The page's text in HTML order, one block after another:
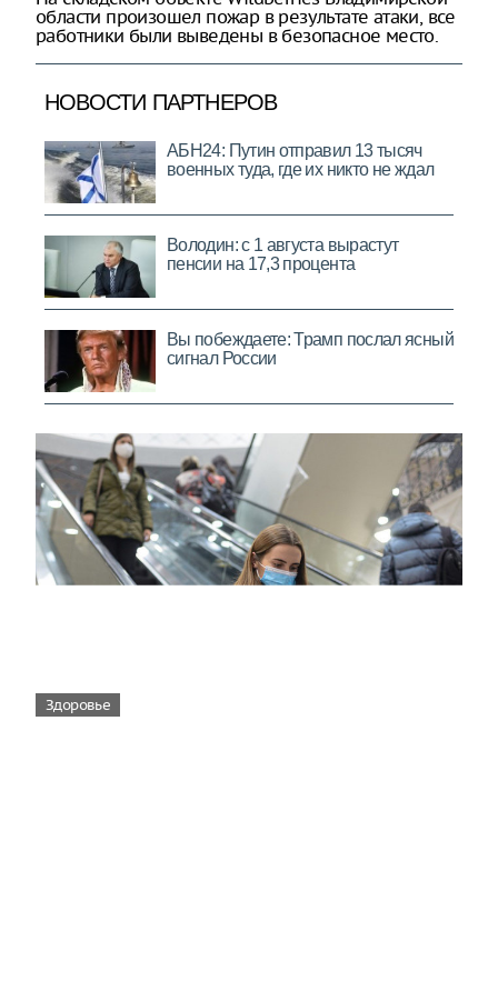
области произошел пожар в результате атаки, все
работники были выведены в безопасное место.
Здоровье